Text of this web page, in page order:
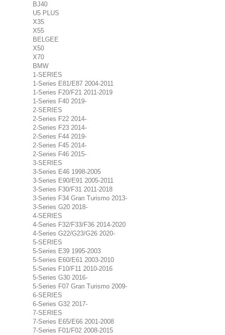
BJ40
U5 PLUS
X35
X55
BELGEE
X50
X70
BMW
1-SERIES
1-Series E81/E87 2004-2011
1-Series F20/F21 2011-2019
1-Series F40 2019-
2-SERIES
2-Series F22 2014-
2-Series F23 2014-
2-Series F44 2019-
2-Series F45 2014-
2-Series F46 2015-
3-SERIES
3-Series E46 1998-2005
3-Series E90/E91 2005-2011
3-Series F30/F31 2011-2018
3-Series F34 Gran Turismo 2013-
3-Series G20 2018-
4-SERIES
4-Series F32/F33/F36 2014-2020
4-Series G22/G23/G26 2020-
5-SERIES
5-Series E39 1995-2003
5-Series E60/E61 2003-2010
5-Series F10/F11 2010-2016
5-Series G30 2016-
5-Series F07 Gran Turismo 2009-
6-SERIES
6-Series G32 2017-
7-SERIES
7-Series E65/E66 2001-2008
7-Series F01/F02 2008-2015